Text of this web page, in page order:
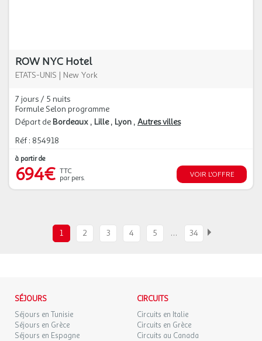
ROW NYC Hotel
ETATS-UNIS | New York
7 jours / 5 nuits
Formule Selon programme
Départ de Bordeaux Lille Lyon Autres villes
Réf : 854918
à partir de
694€ TTC
par pers.
VOIR L'OFFRE
1 2 3 4 5 … 34
SÉJOURS
Séjours en Tunisie
Séjours en Grèce
Séjours en Espagne
CIRCUITS
Circuits en Italie
Circuits en Grèce
Circuits au Canada